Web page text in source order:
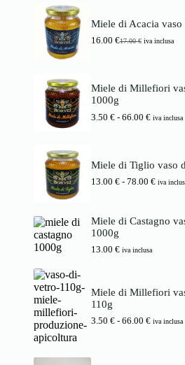
Miele di Acacia vaso
17.00€
I
e
z
g
i
e
e
r
7
0
16.00 €
I
e
z
u
a
1
6
iva inclusa
Miele di Millefiori
1000g
3.50 € - 66.00 €F
a
d
e
z
a
.
iva inclusa
Miele di Tiglio vaso
13.00 € - 78.00 €F
i
e
o
iva
Miele di Castagno
1000g
13.00 € iva inclusa
Miele di Millefiori
110g
3.50 € - 66.00 €Fiva inclusa